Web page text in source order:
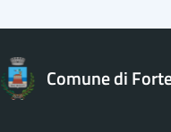
Comune di